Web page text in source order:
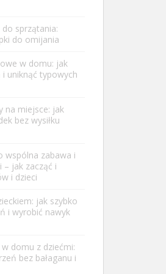
sprzątania:
do omijania
w domu: jak
i uniknąć typowych
na miejsce: jak
bez wysiłku
wspólna zabawa i
– jak zacząć i
i dzieci
jak szybko
i wyrobić nawyk
domu z dziećmi:
bez bałaganu i